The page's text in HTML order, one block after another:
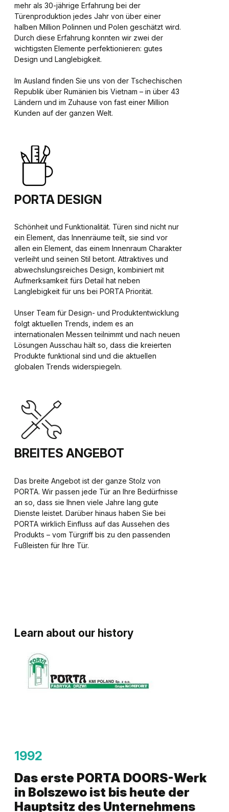
mehr als 30-jährige Erfahrung bei der
Türenproduktion jedes Jahr von über einer
halben Million Polinnen und Polen geschätzt wird.
Durch diese Erfahrung konnten wir zwei der
wichtigsten Elemente perfektionieren: gutes
Design und Langlebigkeit.
Im Ausland finden Sie uns von der Tschechischen
Republik über Rumänien bis Vietnam – in über 43
Ländern und im Zuhause von fast einer Million
Kunden auf der ganzen Welt.
PORTA DESIGN
Schönheit und Funktionalität. Türen sind nicht nur
ein Element, das Innenräume teilt, sie sind vor
allen ein Element, das einem Innenraum Charakter
verleiht und seinen Stil betont. Attraktives und
abwechslungsreiches Design, kombiniert mit
Aufmerksamkeit fürs Detail hat neben
Langlebigkeit für uns bei PORTA Priorität.
Unser Team für Design- und Produktentwicklung
folgt aktuellen Trends, indem es an
internationalen Messen teilnimmt und nach neuen
Lösungen Ausschau hält so, dass die kreierten
Produkte funktional sind und die aktuellen
globalen Trends widerspiegeln.
BREITES ANGEBOT
Das breite Angebot ist der ganze Stolz von
PORTA. Wir passen jede Tür an Ihre Bedürfnisse
an so, dass sie Ihnen viele Jahre lang gute
Dienste leistet. Darüber hinaus haben Sie bei
PORTA wirklich Einfluss auf das Aussehen des
Produkts – vom Türgriff bis zu den passenden
Fußleisten für Ihre Tür.
Learn about our history
1992
Das erste PORTA DOORS-Werk
in Bolszewo ist bis heute der
Hauptsitz des Unternehmens